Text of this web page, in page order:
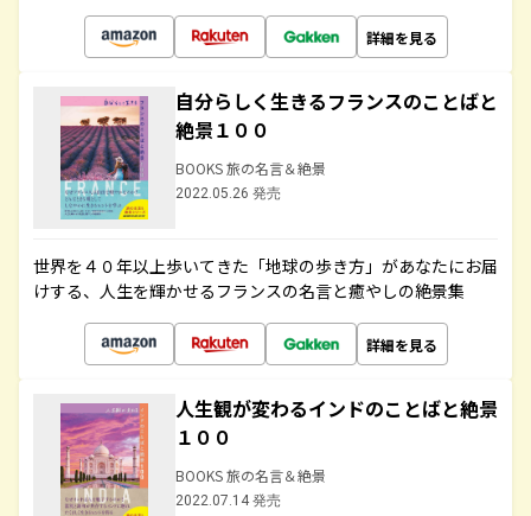
詳細を見る
自分らしく生きるフランスのことばと
絶景１００
BOOKS 旅の名言＆絶景
2022.05.26 発売
世界を４０年以上歩いてきた「地球の歩き方」があなたにお届
けする、人生を輝かせるフランスの名言と癒やしの絶景集
詳細を見る
人生観が変わるインドのことばと絶景
１００
BOOKS 旅の名言＆絶景
2022.07.14 発売